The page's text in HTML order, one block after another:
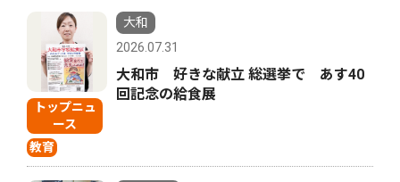
トップニュ
ース
教育
大和
2026.07.31
大和市 好きな献立 総選挙で あす40
回記念の給食展